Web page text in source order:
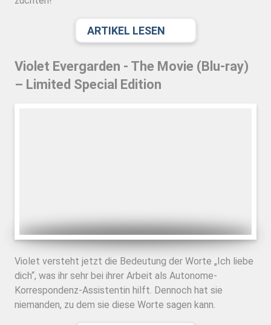
ARTIKEL LESEN
Violet Evergarden - The Movie (Blu-ray)
– Limited Special Edition
Violet versteht jetzt die Bedeutung der Worte „Ich liebe
dich“, was ihr sehr bei ihrer Arbeit als Autonome-
Korrespondenz-Assistentin hilft. Dennoch hat sie
niemanden, zu dem sie diese Worte sagen kann.